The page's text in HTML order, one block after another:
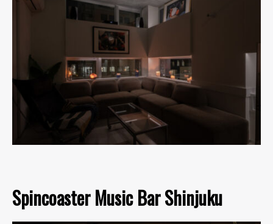
Spincoaster Music Bar Shinjuku